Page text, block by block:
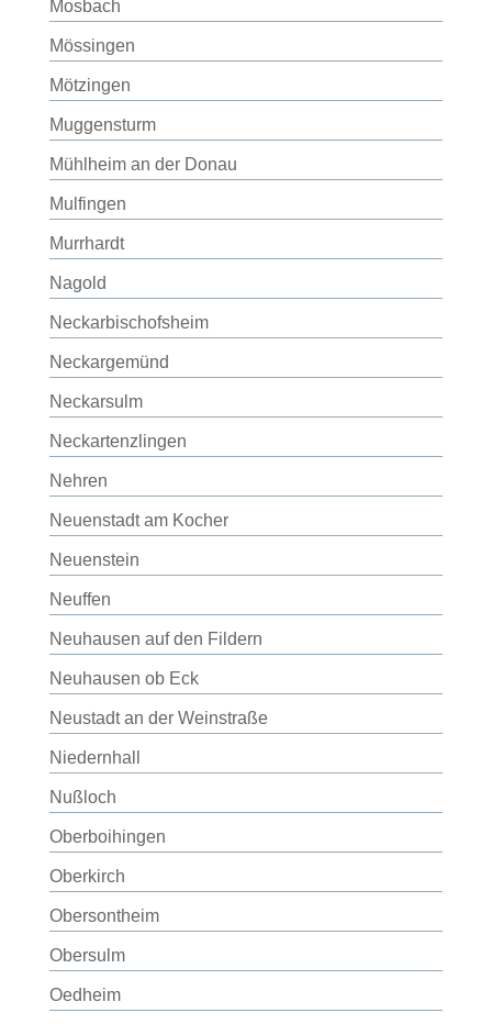
Mosbach
Mössingen
Mötzingen
Muggensturm
Mühlheim an der Donau
Mulfingen
Murrhardt
Nagold
Neckarbischofsheim
Neckargemünd
Neckarsulm
Neckartenzlingen
Nehren
Neuenstadt am Kocher
Neuenstein
Neuffen
Neuhausen auf den Fildern
Neuhausen ob Eck
Neustadt an der Weinstraße
Niedernhall
Nußloch
Oberboihingen
Oberkirch
Obersontheim
Obersulm
Oedheim